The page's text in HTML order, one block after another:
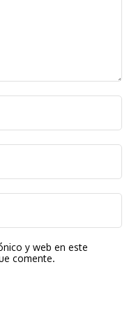
y web en este
comente.